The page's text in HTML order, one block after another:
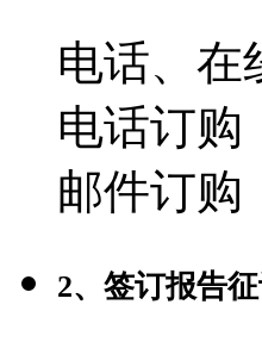
电话、在
电话订购
邮件订购
2、签订报告